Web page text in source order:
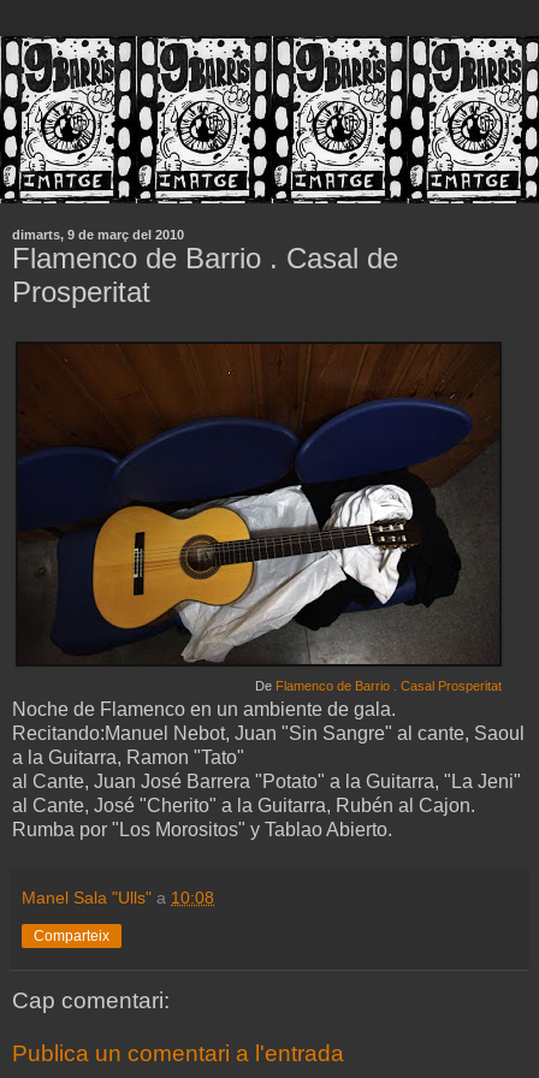
dimarts, 9 de març del 2010
Flamenco de Barrio . Casal de
Prosperitat
De Flamenco de Barrio . Casal Prosperitat
Noche de Flamenco en un ambiente de gala.
Recitando:Manuel Nebot, Juan "Sin Sangre" al cante, Saoul
a la Guitarra, Ramon "Tato"
al Cante, Juan José Barrera "Potato" a la Guitarra, "La Jeni"
al Cante, José "Cherito" a la Guitarra, Rubén al Cajon.
Rumba por "Los Morositos" y Tablao Abierto.
Manel Sala "Ulls" a 10:08
Comparteix
Cap comentari:
Publica un comentari a l'entrada